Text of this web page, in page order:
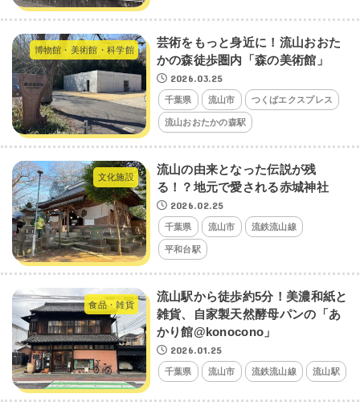
博物館・美術館・科学館
芸術をもっと身近に！流山おおた
かの森徒歩圏内「森の美術館」
2026.03.25
千葉県 流山市 つくばエクスプレス
流山おおたかの森駅
文化施設
流山の由来となった伝説が残
る！？地元で愛される赤城神社
2026.02.25
千葉県 流山市 流鉄流山線
平和台駅
食品・雑貨
流山駅から徒歩約5分！美濃和紙と
雑貨、自家製天然酵母パンの「あ
かり館@konocono」
2026.01.25
千葉県 流山市 流鉄流山線 流山駅